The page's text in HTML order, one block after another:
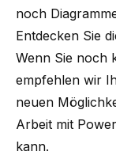
noch
Entdecken Sie
Wenn Sie noch
empfehlen wir
neuen
Arbeit mit
kann.